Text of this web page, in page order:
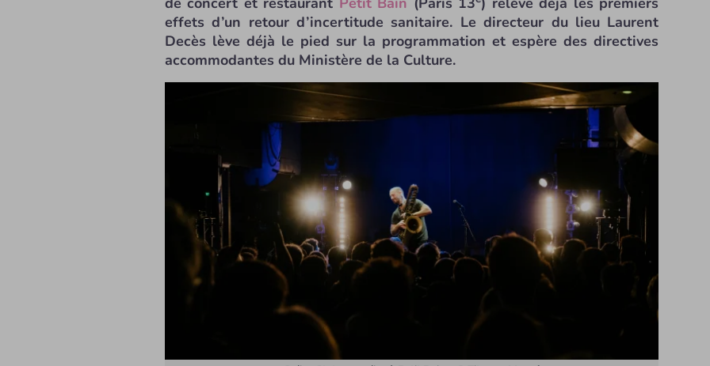
effets d’un retour d’incertitude sanitaire. Le directeur du lieu Laurent
Decès lève déjà le pied sur la programmation et espère des directives
accommodantes du Ministère de la Culture.